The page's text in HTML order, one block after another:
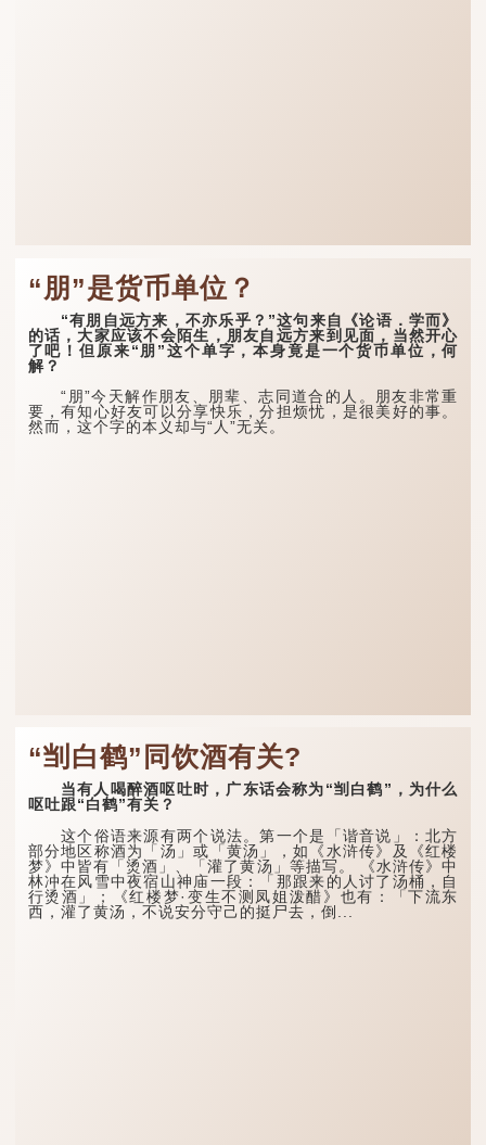
“朋”是货币单位？
“有朋自远方来，不亦乐乎？”这句来自《论语．学而》
的话，大家应该不会陌生，朋友自远方来到见面，当然开心
了吧！但原来“朋”这个单字，本身竟是一个货币单位，何
解？
“朋”今天解作朋友、朋辈、志同道合的人。朋友非常重
要，有知心好友可以分享快乐，分担烦忧，是很美好的事。
然而，这个字的本义却与“人”无关。
“㓥白鹤”同饮酒有关?
当有人喝醉酒呕吐时，广东话会称为“㓥白鹤”，为什么
呕吐跟“白鹤”有关？
这个俗语来源有两个说法。第一个是「谐音说」：北方
部分地区称酒为「汤」或「黄汤」，如《水浒传》及《红楼
梦》中皆有「烫酒」、「灌了黄汤」等描写。 《水浒传》中
林冲在风雪中夜宿山神庙一段：「那跟来的人讨了汤桶，自
行烫酒」；《红楼梦·变生不测凤姐泼醋》也有：「下流东
西，灌了黄汤，不说安分守己的挺尸去，倒...